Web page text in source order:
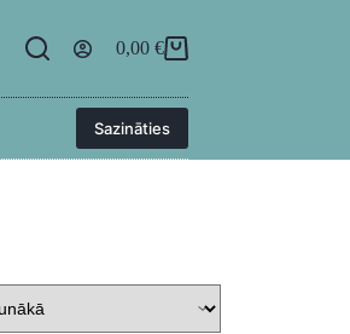
0,00 €
Sazināties